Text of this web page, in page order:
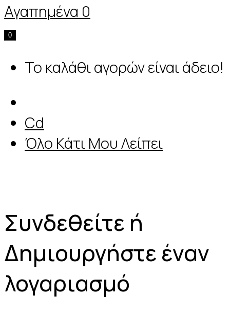
Αγαπημένα 0
0
Το καλάθι αγορών είναι άδειο!
Cd
Όλο Κάτι Μου Λείπει
Συνδεθείτε ή
Δημιουργήστε έναν
λογαριασμό